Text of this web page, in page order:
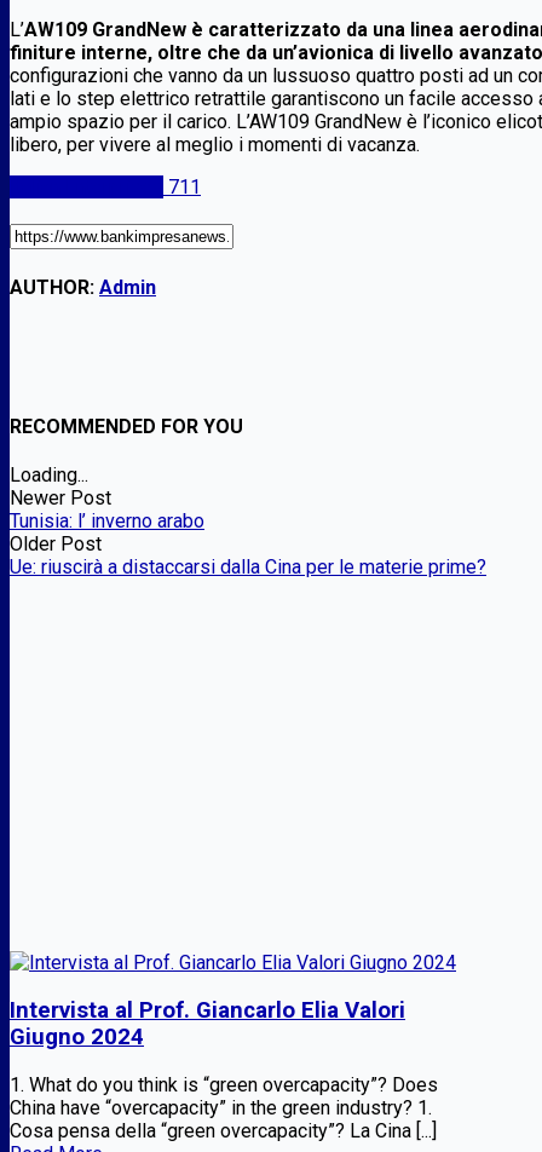
L’AW109 GrandNew è caratterizzato da una linea
finiture interne, oltre che da un’avionica di livello
configurazioni che vanno da un lussuoso quattro posti ad un
lati e lo step elettrico retrattile garantiscono un facile
ampio spazio per il carico. L’AW109 GrandNew è l’iconico
libero, per vivere al meglio i momenti di vacanza.
711
AUTHOR: Admin
RECOMMENDED FOR YOU
Loading...
Newer Post
Tunisia: l’ inverno arabo
Older Post
Ue: riuscirà a distaccarsi dalla Cina per le materie prime?
Intervista al Prof. Giancarlo Elia Valori
Giugno 2024
1. What do you think is “green overcapacity”? Does
China have “overcapacity” in the green industry? 1.
Cosa pensa della “green overcapacity”? La Cina [...]